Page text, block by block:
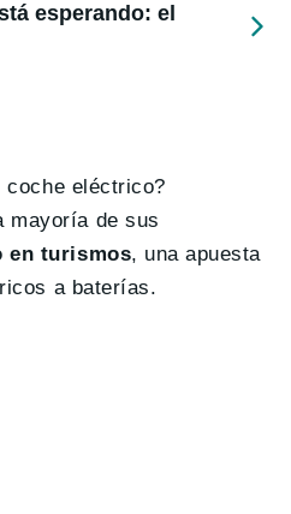
esperando: el
coche eléctrico?
mayoría de sus
en turismos, una apuesta
a baterías.